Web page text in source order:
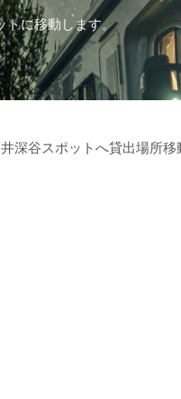
トに移動します。
深谷スポットへ貸出場所移